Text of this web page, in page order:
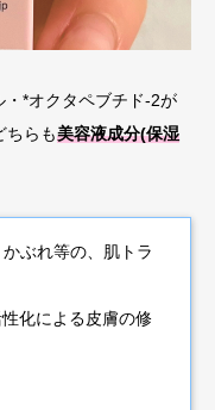
・*オクタペブチド-2が
ちらも美容液成分(保湿
ぶれ等の、肌トラ
化による皮膚の修